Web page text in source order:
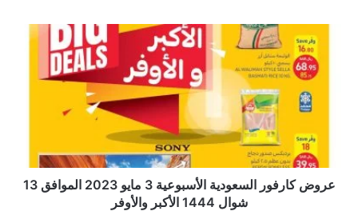
عروض كارفور السعودية الأسبوعية 3 مايو 2023 الموافق 13
شوال 1444 الأكبر والأوفر